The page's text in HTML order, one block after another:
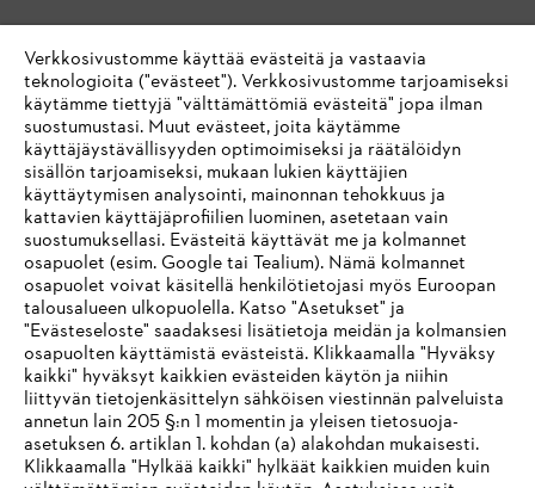
IHR BROWSER WIRD NICHT
UNTERSTÜTZT
Verkkosivustomme käyttää evästeitä ja vastaavia
teknologioita ("evästeet"). Verkkosivustomme tarjoamiseksi
käytämme tiettyjä "välttämättömiä evästeitä" jopa ilman
suostumustasi. Muut evästeet, joita käytämme
käyttäjäystävällisyyden optimoimiseksi ja räätälöidyn
sisällön tarjoamiseksi, mukaan lukien käyttäjien
käyttäytymisen analysointi, mainonnan tehokkuus ja
kattavien käyttäjäprofiilien luominen, asetetaan vain
suostumuksellasi. Evästeitä käyttävät me ja kolmannet
osapuolet (esim. Google tai Tealium). Nämä kolmannet
osapuolet voivat käsitellä henkilötietojasi myös Euroopan
talousalueen ulkopuolella. Katso "Asetukset" ja
"Evästeseloste" saadaksesi lisätietoja meidän ja kolmansien
osapuolten käyttämistä evästeistä. Klikkaamalla "Hyväksy
kaikki" hyväksyt kaikkien evästeiden käytön ja niihin
liittyvän tietojenkäsittelyn sähköisen viestinnän palveluista
annetun lain 205 §:n 1 momentin ja yleisen tietosuoja-
asetuksen 6. artiklan 1. kohdan (a) alakohdan mukaisesti.
Klikkaamalla "Hylkää kaikki" hylkäät kaikkien muiden kuin